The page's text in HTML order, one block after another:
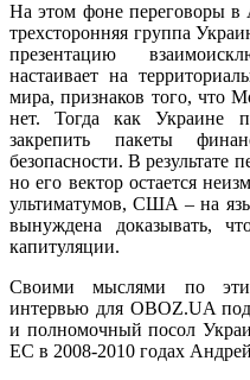
На этом фоне переговоры в
трехсторонняя группа
презентацию
настаивает на
мира, признаков того, что
нет. Тогда как Украине
закрепить пакеты
безопасности. В результате
но его вектор остается
ультиматумов, США – на
вынуждена доказывать,
капитуляции.
Своими мыслями по
интервью для OBOZ.UA
и полномочный посол
ЕС в 2008-2010 годах